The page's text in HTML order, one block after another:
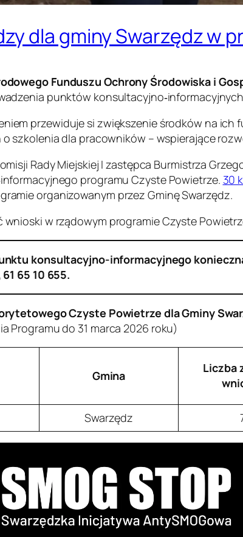
dla gminy Swarzędz w
Funduszu Ochrony Środowiska i
punktów
przewiduje si zwiększenie środków na ich
szkolenia dla pracowników – wspierające
Rady Miejskiej I zastępca Burmistrza
programu Czyste Powietrze. 30
organizowanym przez Gminę Swarzędz.
wnioski w rządowym programie Czyste
konsultacyjno-informacyjnego
65 10 655.
Czyste Powietrze dla Gminy
Programu do 31 marca 2026 roku)
Gmina
Liczba
Swarzędz